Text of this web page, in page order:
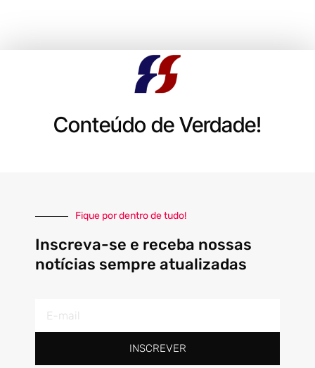
Conteúdo de Verdade!
Fique por dentro de tudo!
Inscreva-se e receba nossas
notícias sempre atualizadas
INSCREVER